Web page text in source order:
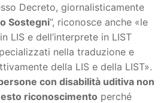
Decreto, giornalisticamente
Sostegni”, riconosce anche «le
LIS e dell’interprete in LIST
nella traduzione e
della LIS e della LIST».
con disabilità uditiva non
riconoscimento perché